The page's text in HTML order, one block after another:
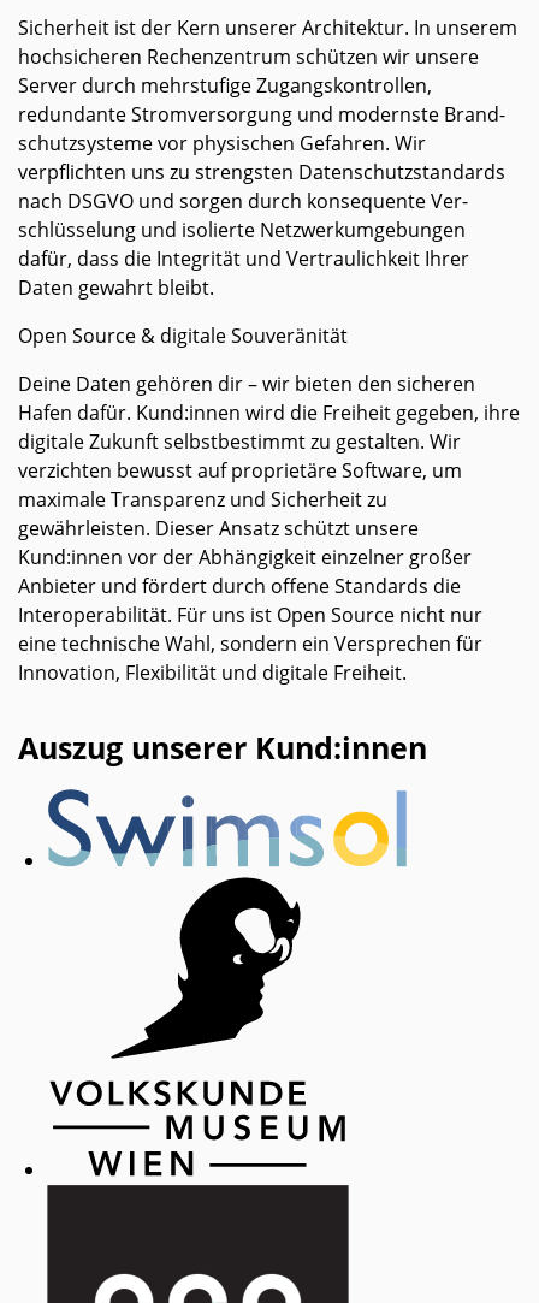
Sicherheit ist der Kern unserer Architektur. In unserem
hoch­sicheren Rechen­zentrum schützen wir unsere
Server durch mehr­stufige Zugangs­kontrollen,
redundante Strom­versorgung und modernste Brand­
schutz­systeme vor physischen Gefahren. Wir
verpflichten uns zu strengsten Daten­schutz­standards
nach DSGVO und sorgen durch konsequente Ver­
schlüsselung und isolierte Netz­werk­umgebungen
dafür, dass die Integrität und Vertrau­lich­keit Ihrer
Daten gewahrt bleibt.
Open Source & digitale Souveränität
Deine Daten gehören dir – wir bieten den sicheren
Hafen dafür. Kund:innen wird die Freiheit gegeben, ihre
digitale Zukunft selbstbestimmt zu gestalten. Wir
verzichten bewusst auf proprietäre Software, um
maximale Transparenz und Sicherheit zu
gewährleisten. Dieser Ansatz schützt unsere
Kund:innen vor der Abhängigkeit einzelner großer
Anbieter und fördert durch offene Standards die
Interoperabilität. Für uns ist Open Source nicht nur
eine technische Wahl, sondern ein Versprechen für
Innovation, Flexibilität und digitale Freiheit.
Auszug unserer Kund:innen